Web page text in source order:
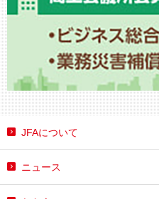
JFAについて
ニュース